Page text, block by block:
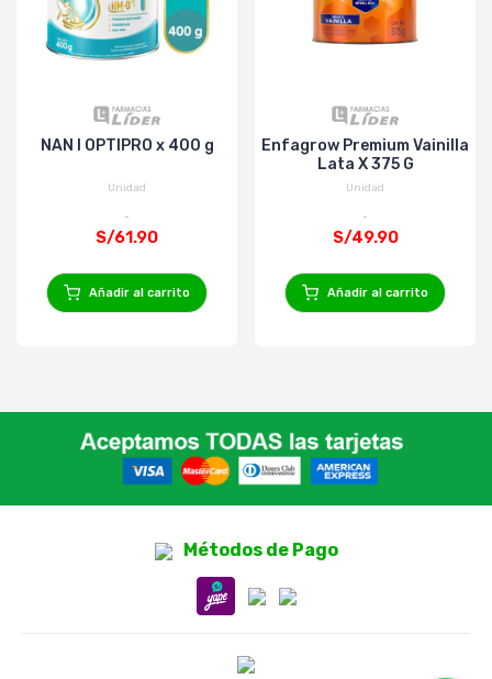
NAN I OPTIPRO x 400 g
Unidad
S/61.90
Añadir al carrito
Enfagrow Premium Vainilla
Lata X 375 G
Unidad
S/49.90
Añadir al carrito
Métodos de Pago